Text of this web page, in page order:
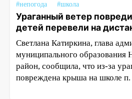
#непогода
#школа
Ураганный ветер
детей перевели на
Светлана Катиркина, глава
муниципального образования
район, сообщила, что из-за
повреждена крыша на школе п.